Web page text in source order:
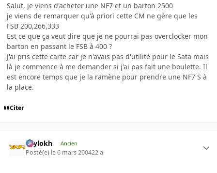
Salut, je viens d'acheter une NF7 et un barton 2500
je viens de remarquer qu'à priori cette CM ne gère que les
FSB 200,266,333
Est ce que ça veut dire que je ne pourrai pas overclocker mon
barton en passant le FSB à 400 ?
J'ai pris cette carte car je n'avais pas d'utilité pour le Sata mais
là je commence à me demander si j'ai pas fait une boulette. Il
est encore temps que je la ramène pour prendre une NF7 S à
la place.
Citer
Psylokh Ancien
Posté(e) le 6 mars 200422 a